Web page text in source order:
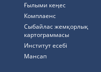
Ғылыми кеңес
Комплаенс
Cыбайлас жемқорлық
картограммасы
Институт есебі
Мансап